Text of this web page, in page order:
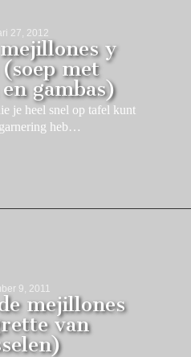
27, 2012
y
met
gambas)
je heel snel op tafel kunt
heb…
9, 2011
mejillones
van